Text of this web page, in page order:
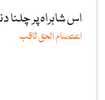
اس شاہراہ پر
اعتصام الحق ثاقب